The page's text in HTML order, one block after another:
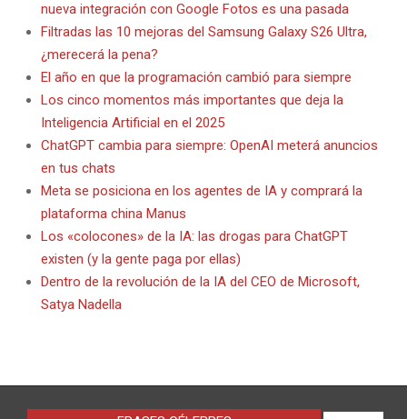
nueva integración con Google Fotos es una pasada
Filtradas las 10 mejoras del Samsung Galaxy S26 Ultra,
¿merecerá la pena?
El año en que la programación cambió para siempre
Los cinco momentos más importantes que deja la
Inteligencia Artificial en el 2025
ChatGPT cambia para siempre: OpenAI meterá anuncios
en tus chats
Meta se posiciona en los agentes de IA y comprará la
plataforma china Manus
Los «colocones» de la IA: las drogas para ChatGPT
existen (y la gente paga por ellas)
Dentro de la revolución de la IA del CEO de Microsoft,
Satya Nadella